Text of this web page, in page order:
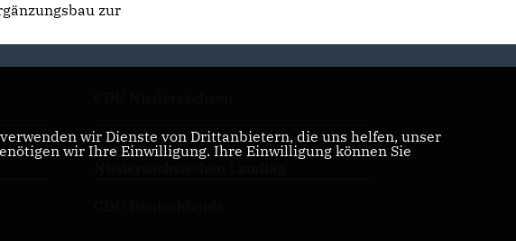
zur
CDU Fraktion im
wir Dienste von Drittanbietern, die uns helfen, unser
wir Ihre Einwilligung. Ihre Einwilligung können Sie